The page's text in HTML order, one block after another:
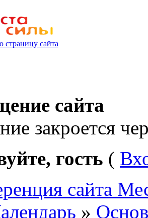
страницу сайта
сайта
закроется
гость (
сайта
»